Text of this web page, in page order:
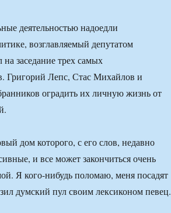
деятельностью надоедли
возглавляемый депутатом
заседание трех самых
Григорий Лепс, Стас Михайлов и
оградить их личную жизнь от
дом которого, с его слов, недавно
и все может закончиться очень
Я кого-нибудь поломаю, меня посадят
думский пул своим лексиконом певец.